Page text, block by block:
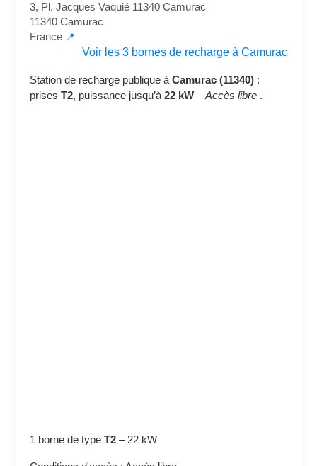
3, Pl. Jacques Vaquié 11340 Camurac
11340 Camurac
France 📍
Voir les 3 bornes de recharge à Camurac
Station de recharge publique àCamurac (11340) :
prisesT2, puissance jusqu’à22 kW –Accès libre .
1 borne de typeT2 – 22 kW